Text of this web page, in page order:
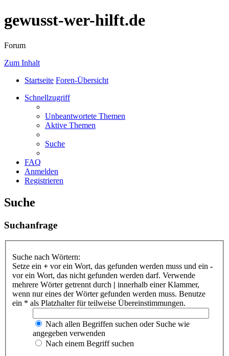
gewusst-wer-hilft.de
Forum
Zum Inhalt
Startseite Foren-Übersicht
Schnellzugriff
Unbeantwortete Themen
Aktive Themen
Suche
FAQ
Anmelden
Registrieren
Suche
Suchanfrage
Suche nach Wörtern:
Setze ein + vor ein Wort, das gefunden werden muss und ein -
vor ein Wort, das nicht gefunden werden darf. Verwende
mehrere Wörter getrennt durch | innerhalb einer Klammer,
wenn nur eines der Wörter gefunden werden muss. Benutze
ein * als Platzhalter für teilweise Übereinstimmungen.
Nach allen Begriffen suchen oder Suche wie
angegeben verwenden
Nach einem Begriff suchen